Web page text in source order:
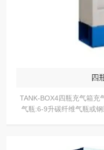
四
TANK-BOX4四瓶充气箱充
气瓶:6-9升碳纤维气瓶或